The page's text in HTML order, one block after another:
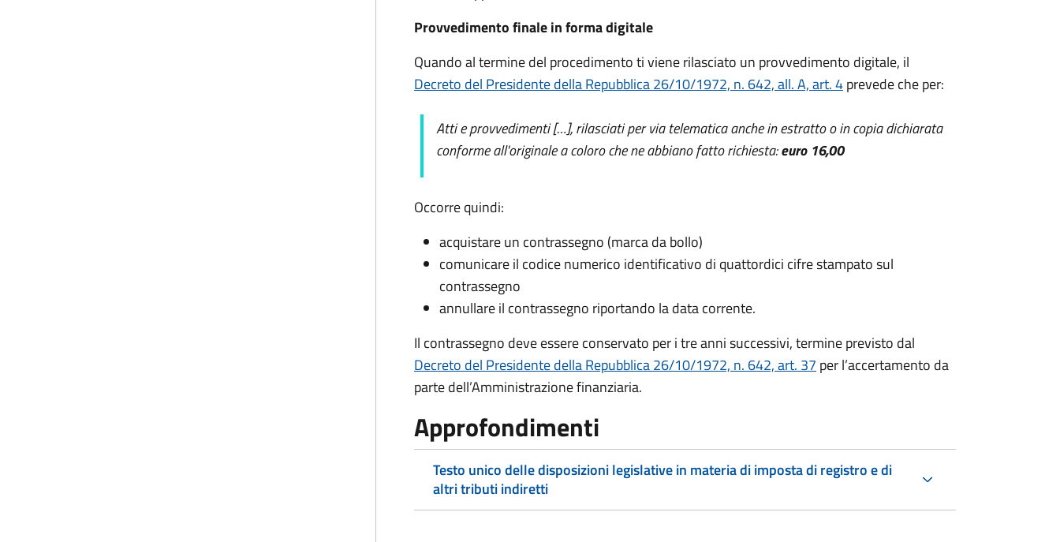
Provvedimento finale in forma digitale
Quando al termine del procedimento ti viene rilasciato un provvedimento digitale, il
Decreto del Presidente della Repubblica 26/10/1972, n. 642, all. A, art. 4prevede che per:
Atti e provvedimenti […], rilasciati per via telematica anche in estratto o in copia dichiarata
conforme all'originale a coloro che ne abbiano fatto richiesta:euro 16,00
Occorre quindi:
acquistare un contrassegno (marca da bollo)
comunicare il codice numerico identificativo di quattordici cifre stampato sul
contrassegno
annullare il contrassegno riportando la data corrente.
Il contrassegno deve essere conservato per i tre anni successivi, termine previsto dal
Decreto del Presidente della Repubblica 26/10/1972, n. 642, art. 37 per l’accertamento da
parte dell’Amministrazione finanziaria.
Approfondimenti
Testo unico delle disposizioni legislative in materia di imposta di registro e di
altri tributi indiretti